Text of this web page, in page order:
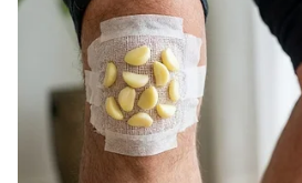
പലപ്പോഴും ഒന്നോ രണ്ടോ
സെഷനുകൾക്കുള്ളിൽ തന്നെ
കാണുകയും ചെയ്യാം.
ആവശ്യമില്ലെന്നതാണ്
ചെറിയ സൂചി കുത്തൽ
അറിയിക്കണം'; നിർദേശം
രാജ്യസഭ അധ്യക്ഷൻ |
എല്ലാത്തിനും പഴി, ഒടുവില്‍
രോഹിതില്‍ പിഴച്ചു!
വില്ലനോ അതോ